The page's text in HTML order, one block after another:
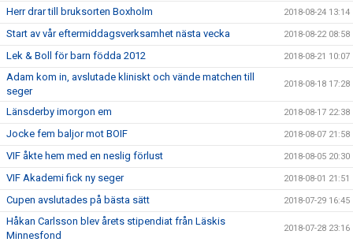
Herr drar till bruksorten Boxholm 2018-08-24 13:14
Start av vår eftermiddagsverksamhet nästa vecka 2018-08-22 08:58
Lek & Boll för barn födda 2012 2018-08-21 10:07
Adam kom in, avslutade kliniskt och vände matchen till
seger
2018-08-18 17:28
Länsderby imorgon em 2018-08-17 22:38
Jocke fem baljor mot BOIF 2018-08-07 21:58
VIF åkte hem med en neslig förlust 2018-08-05 20:30
VIF Akademi fick ny seger 2018-08-01 21:51
Cupen avslutades på bästa sätt 2018-07-29 16:45
Håkan Carlsson blev årets stipendiat från Läskis
Minnesfond
2018-07-28 23:16